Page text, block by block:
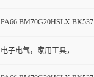
PA66 BM70G20HSLX BK537
电子电气，家用工具，